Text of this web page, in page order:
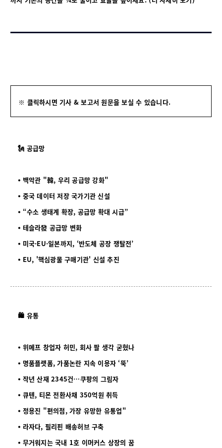
※ 클릭하시면 기사 & 보고서 원문을 보실 수 있습니다.
🗽 공급망
⦁ 백악관 "韓, 우리 공급망 강화"
⦁ 중국 데이터 저장 국가기관 신설
⦁ “수소 생태계 확장, 공급망 확대 시급”
⦁ 테슬라發 공급망 변화
⦁ 미국·EU·일본까지, ‘반도체 공장 쟁탈전’
⦁ EU, '핵심광물 구매기관' 신설 추진
🛍️ 유통
⦁ 위메프 창업자 허민, 회사 팔 생각 굳혔나
⦁ 명품플랫폼, 가품논란 지속 이용자 ‘뚝’
⦁ 작년 산재 2345건…쿠팡의 그림자
⦁ 큐텐, 티몬 전환사채 350억원 취득
⦁ 정용진 "편의점, 가장 유망한 유통업"
⦁ 라자다, 필리핀 배송허브 구축
⦁ 무거워지는 국내 1호 이머커스 상장의 꿈